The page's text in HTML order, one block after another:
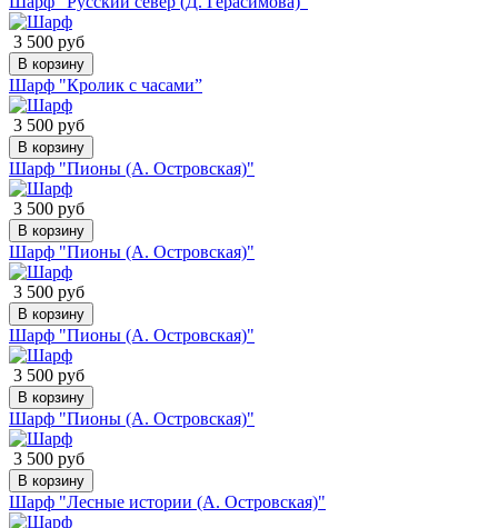
3 500 руб
В корзину
Шарф "Кролик с часами”
3 500 руб
В корзину
Шарф "Пионы (А. Островская)"
3 500 руб
В корзину
Шарф "Пионы (А. Островская)"
3 500 руб
В корзину
Шарф "Пионы (А. Островская)"
3 500 руб
В корзину
Шарф "Пионы (А. Островская)"
3 500 руб
В корзину
Шарф "Лесные истории (А. Островская)"